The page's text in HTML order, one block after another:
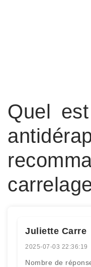
Quel
Juliette Carre
2025-07-03 22:36:19
Nombre de